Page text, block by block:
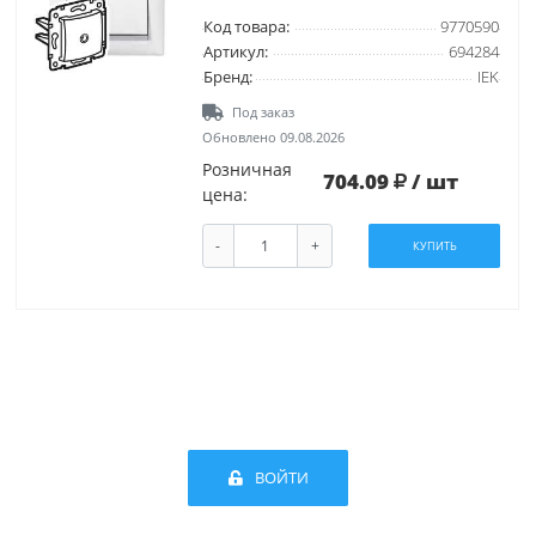
Код товара:
9770590
Артикул:
694284
Бренд:
IEK
Под заказ
Обновлено 09.08.2026
Розничная
цена:
704.09 / шт
- + КУПИТЬ
ВОЙТИ